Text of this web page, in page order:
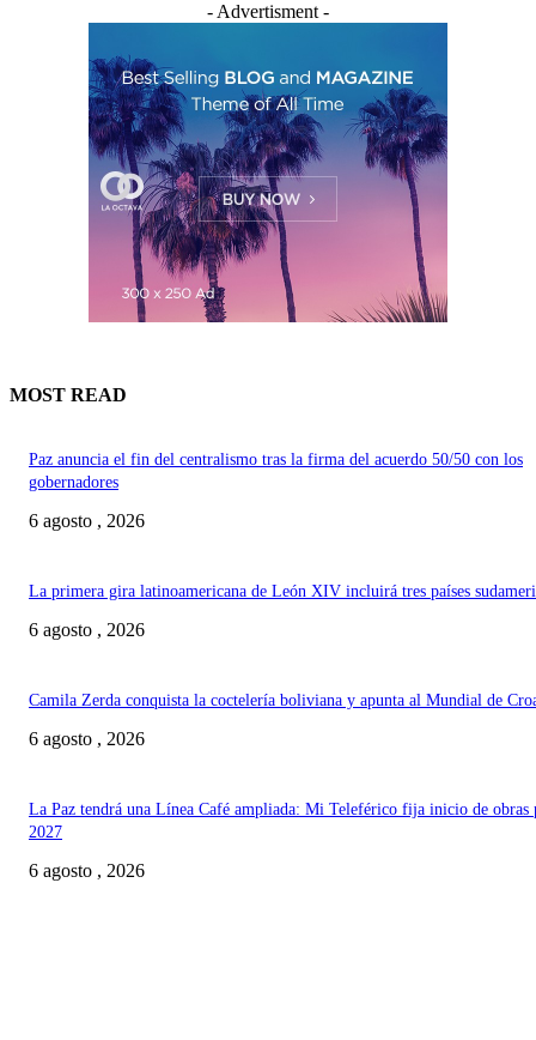
- Advertisment -
MOST READ
Paz anuncia el fin del centralismo tras la firma del acuerdo 50/50 con los
gobernadores
6 agosto , 2026
La primera gira latinoamericana de León XIV incluirá tres países
6 agosto , 2026
Camila Zerda conquista la coctelería boliviana y apunta al Mundial de
6 agosto , 2026
La Paz tendrá una Línea Café ampliada: Mi Teleférico fija inicio de obras
2027
6 agosto , 2026